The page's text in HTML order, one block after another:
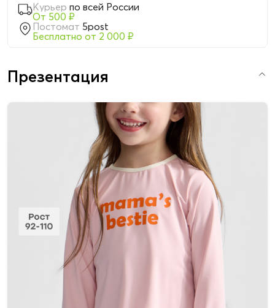
Курьер по всей России
От 500 ₽
Постомат 5post
Бесплатно от 2 000 ₽
Презентация